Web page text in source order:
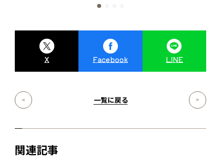
X Facebook LINE
一覧に戻る
関連記事